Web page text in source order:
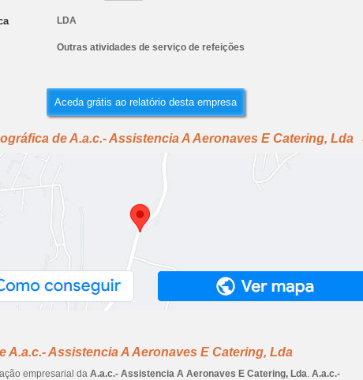
LDA
Outras atividades de serviço de refeições
Aceda grátis ao relatório desta empresa
de A.a.c.- Assistencia A Aeronaves E Catering, Lda
A.a.c.- Assistencia A Aeronaves E Catering, Lda
empresarial da A.a.c.- Assistencia A Aeronaves E Catering, Lda. A.a.c.-